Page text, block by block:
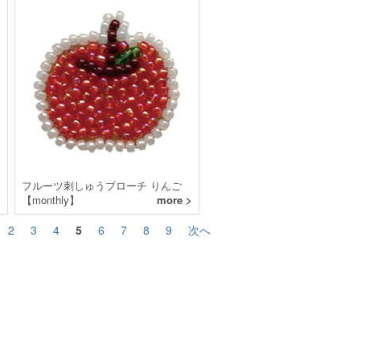
フルーツ刺しゅうブローチ りんご
【monthly】
more >
2 3 4 5 6 7 8 9 次へ